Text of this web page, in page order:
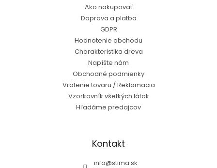
Ako nakupovať
Doprava a platba
GDPR
Hodnotenie obchodu
Charakteristika dreva
Napíšte nám
Obchodné podmienky
Vrátenie tovaru / Reklamacia
Vzorkovník všetkých látok
Hľadáme predajcov
Kontakt
info@stima.sk